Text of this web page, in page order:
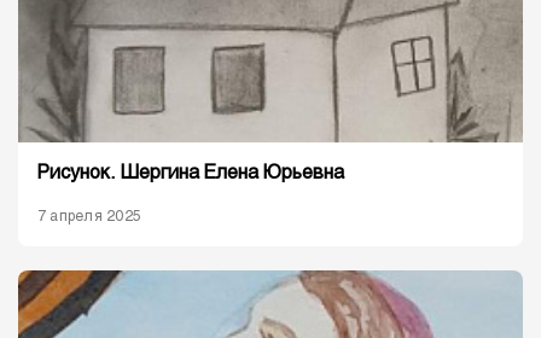
Рисунок. Шергина Елена Юрьевна
7 апреля 2025